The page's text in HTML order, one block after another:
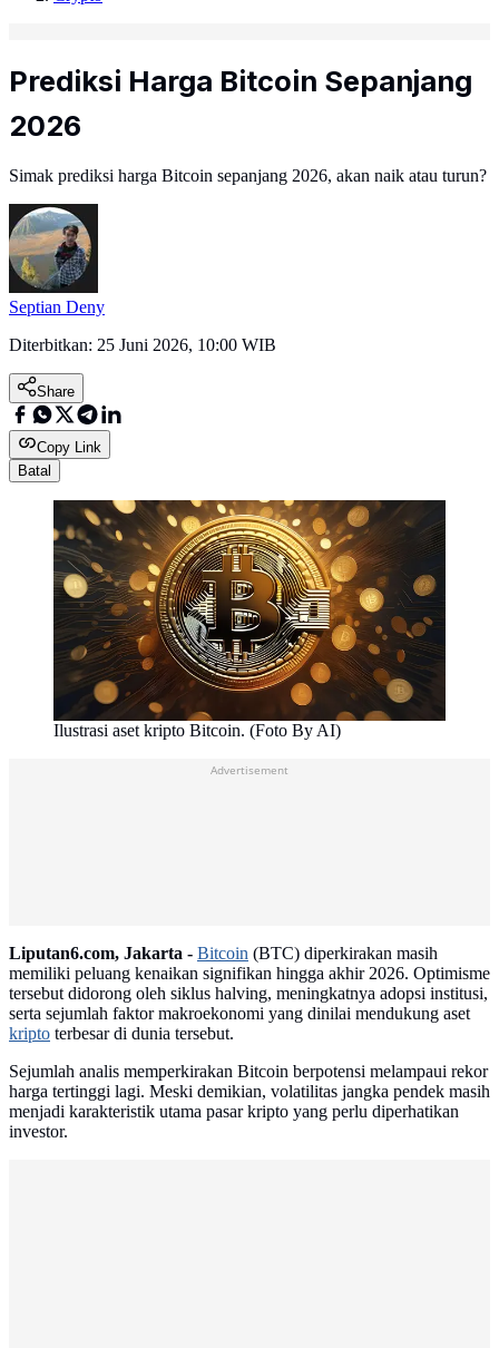
Prediksi Harga Bitcoin Sepanjang
2026
Simak prediksi harga Bitcoin sepanjang 2026, akan naik atau turun?
Septian Deny
Diterbitkan: 25 Juni 2026, 10:00 WIB
Share
Copy Link
Batal
Ilustrasi aset kripto Bitcoin. (Foto By AI)
Advertisement
Liputan6.com, Jakarta - Bitcoin (BTC) diperkirakan masih
memiliki peluang kenaikan signifikan hingga akhir 2026. Optimisme
tersebut didorong oleh siklus halving, meningkatnya adopsi institusi,
serta sejumlah faktor makroekonomi yang dinilai mendukung aset
kripto terbesar di dunia tersebut.
Sejumlah analis memperkirakan Bitcoin berpotensi melampaui rekor
harga tertinggi lagi. Meski demikian, volatilitas jangka pendek masih
menjadi karakteristik utama pasar kripto yang perlu diperhatikan
investor.